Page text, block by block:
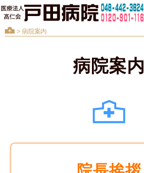
> 病院案内
病院案内